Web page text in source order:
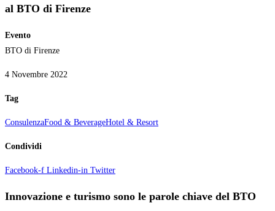
al BTO di Firenze
Evento
BTO di Firenze
4 Novembre 2022
Tag
ConsulenzaFood & BeverageHotel & Resort
Condividi
Facebook-f Linkedin-in Twitter
Innovazione e turismo sono le parole chiave del BTO